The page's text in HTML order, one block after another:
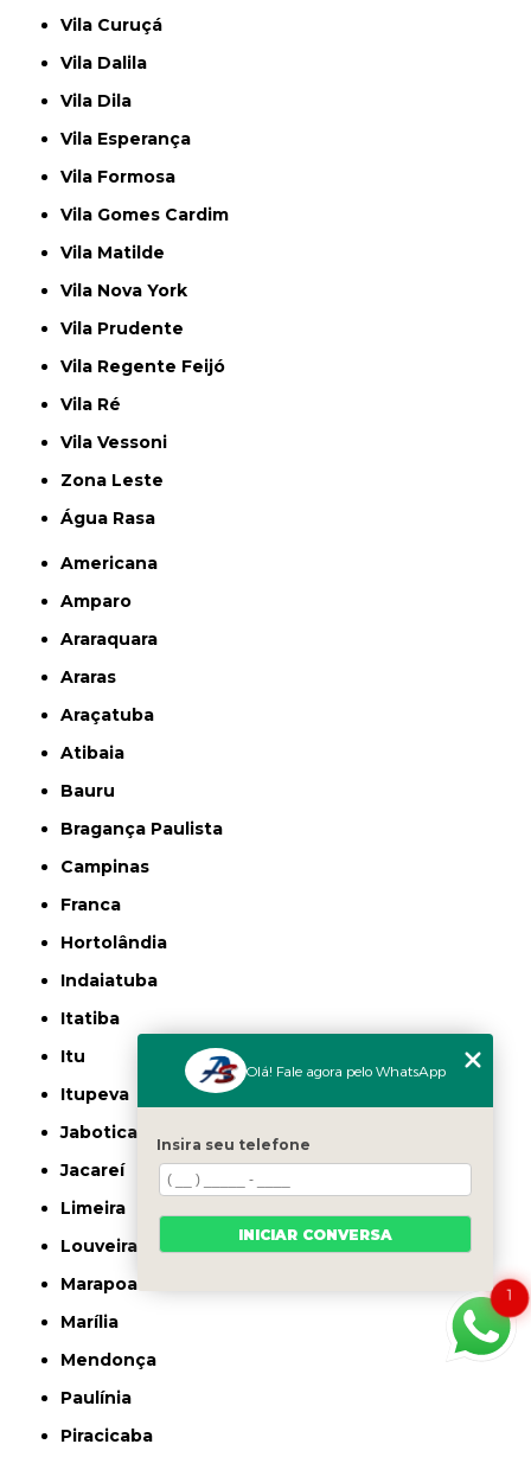
Vila Curuçá
Vila Dalila
Vila Dila
Vila Esperança
Vila Formosa
Vila Gomes Cardim
Vila Matilde
Vila Nova York
Vila Prudente
Vila Regente Feijó
Vila Ré
Vila Vessoni
Zona Leste
Água Rasa
Americana
Amparo
Araraquara
Araras
Araçatuba
Atibaia
Bauru
Bragança Paulista
Campinas
Franca
Hortolândia
Indaiatuba
Itatiba
Itu
Itupeva
Jaboticabal
Jacareí
Limeira
Louveira
Marapoama
Marília
Mendonça
Paulínia
Piracicaba
1
Olá! Fale agora pelo WhatsApp
Insira seu telefone
INICIAR CONVERSA